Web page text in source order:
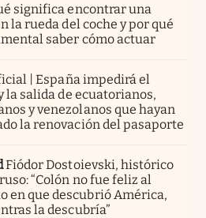
significa encontrar una
la rueda del coche y por qué
saber cómo actuar
| España impedirá el
la salida de ecuatorianos,
y venezolanos que hayan
la renovación del pasaporte
Fiódor Dostoievski, histórico
“Colón no fue feliz al
en que descubrió América,
la descubría”